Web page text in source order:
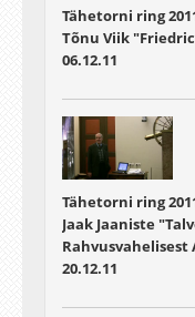
Tähetorni ring
Tõnu Viik
06.12.11
Tähetorni ring
Jaak Jaaniste
20.12.11